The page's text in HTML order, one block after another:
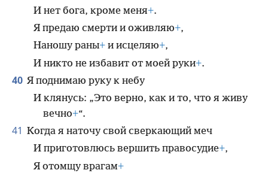
И нет бога, кроме меня+.
Я предаю смерти и оживляю+,
Наношу раны+ и исцеляю+,
И никто не избавит от моей руки+.
40 Я поднимаю руку к небу
И клянусь: „Это верно, как и то, что я живу
вечно+“.
41 Когда я наточу свой сверкающий меч
И приготовлюсь вершить правосудие+,
Я отомщу врагам+